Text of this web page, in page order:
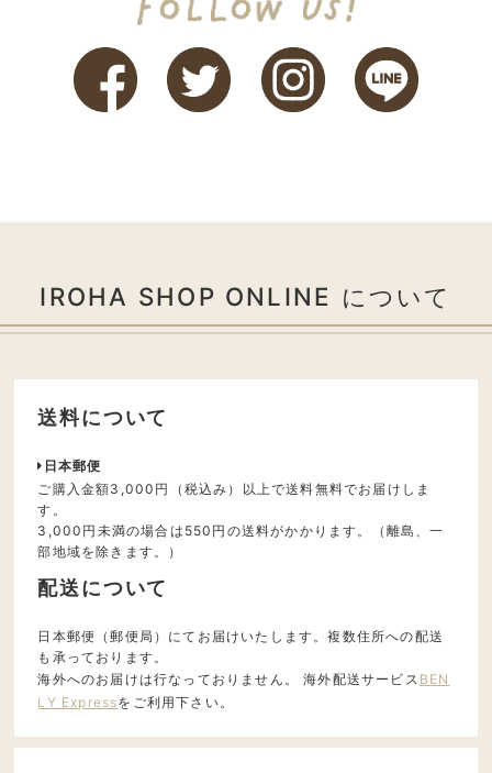
IROHA SHOP ONLINE について
送料について
日本郵便
ご購入金額3,000円（税込み）以上で送料無料でお届けしま
す。
3,000円未満の場合は550円の送料がかかります。（離島、一
部地域を除きます。）
配送について
日本郵便（郵便局）にてお届けいたします。複数住所への配送
も承っております。
海外へのお届けは行なっておりません。 海外配送サービス BEN
LY Expressをご利用下さい。